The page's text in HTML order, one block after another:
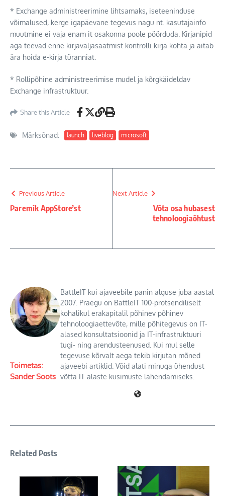
* Exchange administreerimine lihtsamaks, iseteeninduse
võimalused, kerge igapäevane tegevus nagu nt. kasutajainfo
muutmine ei vaja enam it osakonna poole pöörduda. Kirjanipid
aga teevad enne kirjaväljasaatmist kontrolli kirja kohta ja aitab
ära hoida e-kirja türanniat.
* Rollipõhine administreerimise mudel ja kõrgkäideldav
Exchange infrastruktuur.
Share this Article
Märksõnad: launch liveblog microsoft
Previous Article
Paremik AppStore’st
Next Article
Võta osa hubasest
tehnoloogiaõhtust
Toimetas:
Sander Soots
BattleIT kui ajaveebile panin alguse juba aastal
2007. Praegu on BattleIT 100-protsendiliselt
kohalikul erakapitalil põhinev põhinev
tehnoloogiaettevõte, mille põhitegevus on IT-
alased konsultatsioonid ja IT-infrastruktuuri
tugi- ning arendusteenused. Kui mul selle
tegevuse kõrvalt aega tekib kirjutan mõned
ajaveebi artiklid. Võid alati minuga ühendust
võtta IT alaste küsimuste lahendamiseks.
Related Posts